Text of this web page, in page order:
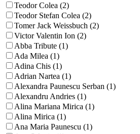
Teodor Colea (2)
Teodor Stefan Colea (2)
Tomer Jack Weissbuch (2)
Victor Valentin Ion (2)
Abba Tribute (1)
Ada Milea (1)
Adina Chis (1)
Adrian Nartea (1)
Alexandra Paunescu Serban (1)
Alexandru Andries (1)
Alina Mariana Mirica (1)
Alina Mirica (1)
Ana Maria Paunescu (1)